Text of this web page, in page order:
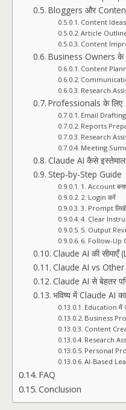
Bloggers और
Content Ideas
Article
Content
Business Owners के
Content
Research
Professionals के लिए
Email Drafting
Reports
Research
Meeting
Claude AI कैसे
Step-by-Step Guide
1. Account
2. Login करें
3. Prompt लिखें
4. Clear
5. Output
6. Follow-Up
Claude AI की सीमाएँ
Claude AI vs
Claude AI से बेहतर
भविष्य में Claude AI
Education में
Business
Content
Research
Personal
AI-Based
FAQ
Conclusion